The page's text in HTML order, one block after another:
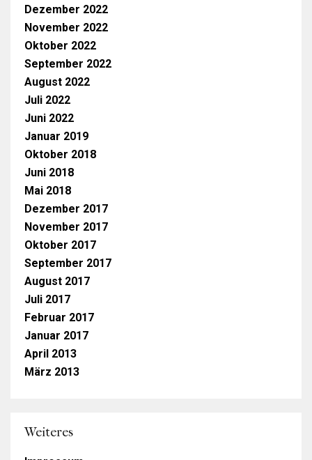
Dezember 2022
November 2022
Oktober 2022
September 2022
August 2022
Juli 2022
Juni 2022
Januar 2019
Oktober 2018
Juni 2018
Mai 2018
Dezember 2017
November 2017
Oktober 2017
September 2017
August 2017
Juli 2017
Februar 2017
Januar 2017
April 2013
März 2013
Weiteres